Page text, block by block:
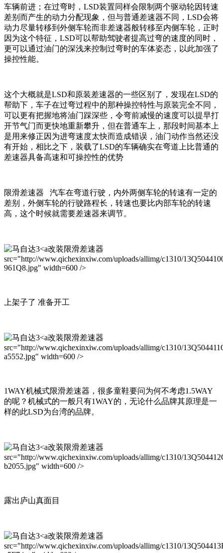
车辆前进；在过弯时，LSD装置同样会限制两个驱动轮因转速
差别而产生的动力分配现象，但与普通差速器不同，LSD会将
动力尽量转移到外侧车轮而非差速器般转移至内侧车轮，正时
因为这个特征，LSD可以帮助驾驶者提高过弯的速度的同时，
更可以通过油门的深浅来控制过弯时的车体姿态，以此加强了
操控性能。
这个大概就是LSD和原装差速器的一些区别了，发现在LSD的
帮助下，车子在过弯过程中的那种操控特性与原装完全不同，
可以更有把握地将油门踩深些，令弯前减慢的速度可以提早打
开节气门而更快地重新攀升，但在普通车上，那段时间基本上
是用来修正因为进弯速度太快而造成错误，油门动作当然还没
有开始，相比之下，装载了LSD的车辆确实在弯道上比普通的
差速器具备高速和可操控性的优势
限滑差速器 汽车在弯道行驶，内外两侧车轮的转速有一定的
差别，外侧车轮的行驶路程长，转速也要比内部车轮的转速
高，这个时候就需要差速器来调节。
改装限滑差速器
src="http://www.qichexinxiw.com/uploads/allimg/c1310/
961Q8.jpg" width=600 />
上架子了 准备开工
改装限滑差速器
src="http://www.qichexinxiw.com/uploads/allimg/c1310/
a5552.jpg" width=600 />
1WAY机械式限滑差速器，很多童鞋要问为何不考虑1.5WAY
的呢？机械式的一般只有1WAY的，无论什么品牌其原理是一
样的此LSD为台湾的品牌。
改装限滑差速器
src="http://www.qichexinxiw.com/uploads/allimg/c1310/
b2055.jpg" width=600 />
露出庐山真面目
改装限滑差速器
src="http://www.qichexinxiw.com/uploads/allimg/c1310/